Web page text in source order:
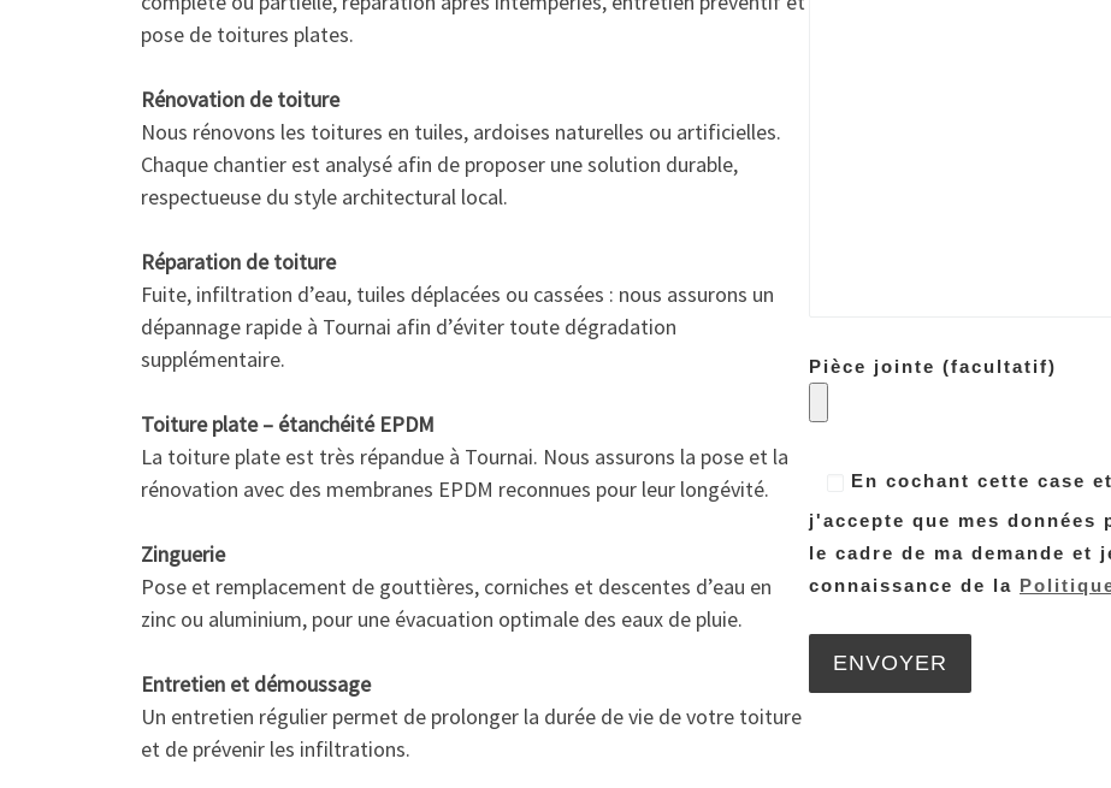
pose de toitures plates.
Rénovation de toiture
Nous rénovons les toitures en tuiles, ardoises naturelles ou artificielles.
Chaque chantier est analysé afin de proposer une solution durable,
respectueuse du style architectural local.
Réparation de toiture
Fuite, infiltration d’eau, tuiles déplacées ou cassées : nous assurons un
dépannage rapide à Tournai afin d’éviter toute dégradation
supplémentaire.
Toiture plate – étanchéité EPDM
La toiture plate est très répandue à Tournai. Nous assurons la pose et la
rénovation avec des membranes EPDM reconnues pour leur longévité.
Zinguerie
Pose et remplacement de gouttières, corniches et descentes d’eau en
zinc ou aluminium, pour une évacuation optimale des eaux de pluie.
Entretien et démoussage
Un entretien régulier permet de prolonger la durée de vie de votre toiture
et de prévenir les infiltrations.
Pièce jointe (facultatif)
En cochant cette case
j'accepte que mes
le cadre de ma demande et
connaissance de la